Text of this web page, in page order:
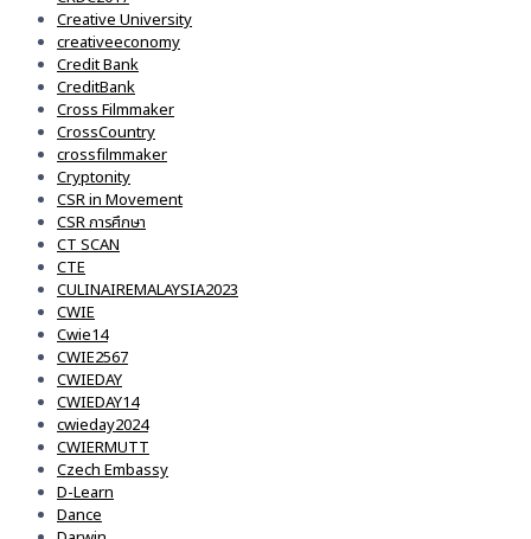
Creative University
creativeeconomy
Credit Bank
CreditBank
Cross Filmmaker
CrossCountry
crossfilmmaker
Cryptonity
CSR in Movement
CSR การศึกษา
CT SCAN
CTE
CULINAIREMALAYSIA2023
CWIE
Cwie14
CWIE2567
CWIEDAY
CWIEDAY14
cwieday2024
CWIERMUTT
Czech Embassy
D-Learn
Dance